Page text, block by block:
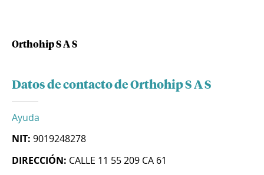
Orthohip S A S
Datos de contacto de Orthohip S A S
Ayuda
NIT: 9019248278
DIRECCIÓN: CALLE 11 55 209 CA 61